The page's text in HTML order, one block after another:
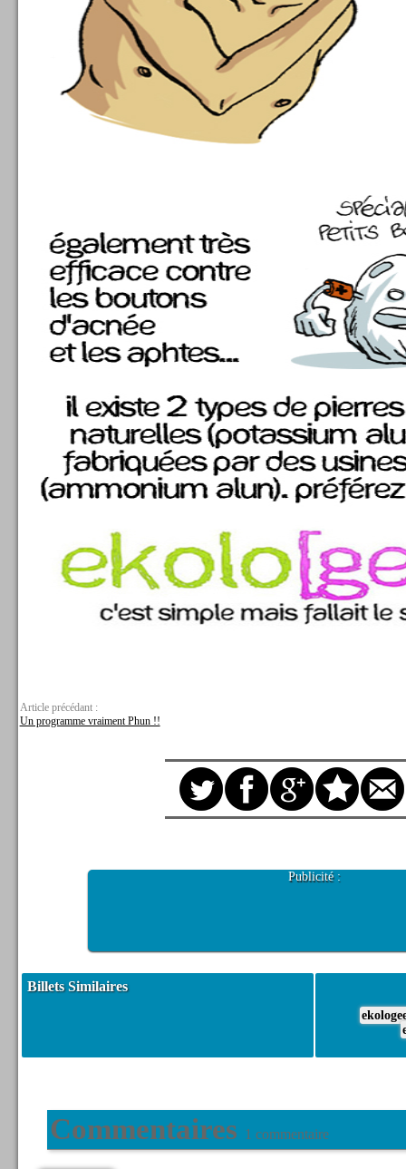
Article précédant :
Un programme vraiment Phun !!
Publicité :
Billets Similaires
Commentaires 1 commentaire